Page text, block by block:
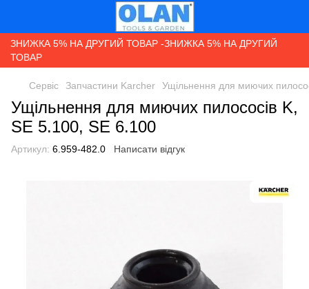
ЗНИЖКА 5% НА ДРУГИЙ ТОВАР -ЗНИЖКА 5% НА ДРУГИЙ
ТОВАР
Сервіс Запчастини Karcher Ущільнення для миючих
Ущільнення для миючих пилососів K,
SE 5.100, SE 6.100
Артикул: 6.959-482.0 Написати відгук